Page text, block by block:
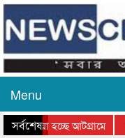
Menu
সর্বশেষ
যাওয়া হচ্ছে আটগ্রামে